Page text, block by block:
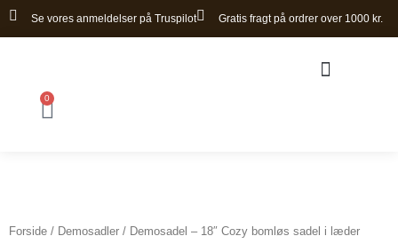
Gå
Se vores anmeldelser på Truspilot Gratis fragt på ordrer over 1000 kr.
0
Kurv
Forside / Demosadler / Demosadel – 18″ Cozy bomløs sadel i læder